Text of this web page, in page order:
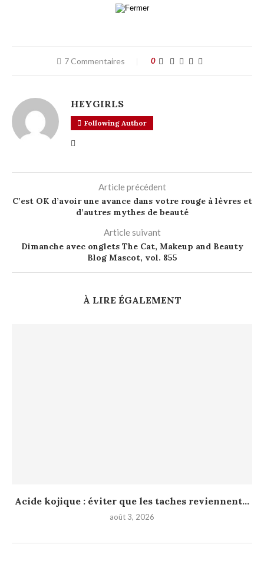
7 Commentaires 0
HEYGIRLS
Following Author
Article précédent
C’est OK d’avoir une avance dans votre rouge à lèvres et
d’autres mythes de beauté
Article suivant
Dimanche avec onglets The Cat, Makeup and Beauty
Blog Mascot, vol. 855
À LIRE ÉGALEMENT
Acide kojique : éviter que les taches reviennent...
août 3, 2026